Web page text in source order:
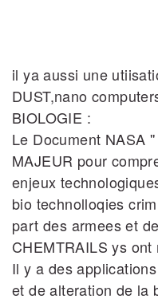
il ya aussi une
DUST,nano
BIOLOGIE :
Le Document NASA
MAJEUR pour
enjeux
bio technolloqies
part des armees et
CHEMTRAILS ys
Il y a des
et de alteration de la